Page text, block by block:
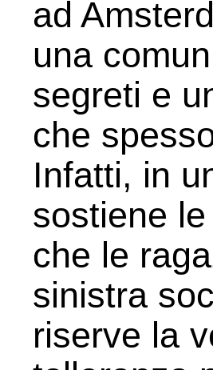
ad
una
segreti e
che
Infatti, in
sostiene
che le
sinistra
riserve la